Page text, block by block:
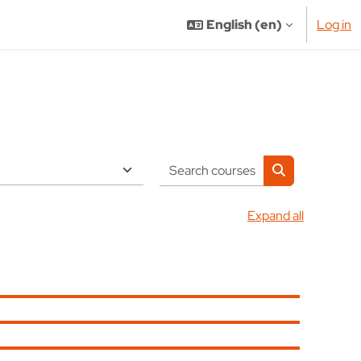
English ‎(en)‎ Log in
Search courses
Search
Expand all